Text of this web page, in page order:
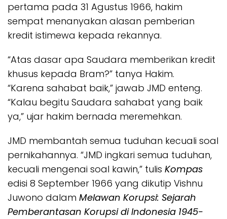
pertama pada 31 Agustus 1966, hakim
sempat menanyakan alasan pemberian
kredit istimewa kepada rekannya.
“Atas dasar apa Saudara memberikan kredit
khusus kepada Bram?” tanya Hakim.
“Karena sahabat baik,” jawab JMD enteng.
“Kalau begitu Saudara sahabat yang baik
ya,” ujar hakim bernada meremehkan.
JMD membantah semua tuduhan kecuali soal
pernikahannya. “JMD ingkari semua tuduhan,
kecuali mengenai soal kawin,” tulis Kompas
edisi 8 September 1966 yang dikutip Vishnu
Juwono dalam Melawan Korupsi: Sejarah
Pemberantasan Korupsi di Indonesia 1945-